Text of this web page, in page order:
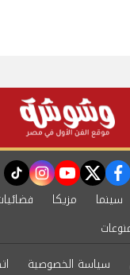
facebook
twitter
youtube
سينما مزيكا
سياسة الخصوصية